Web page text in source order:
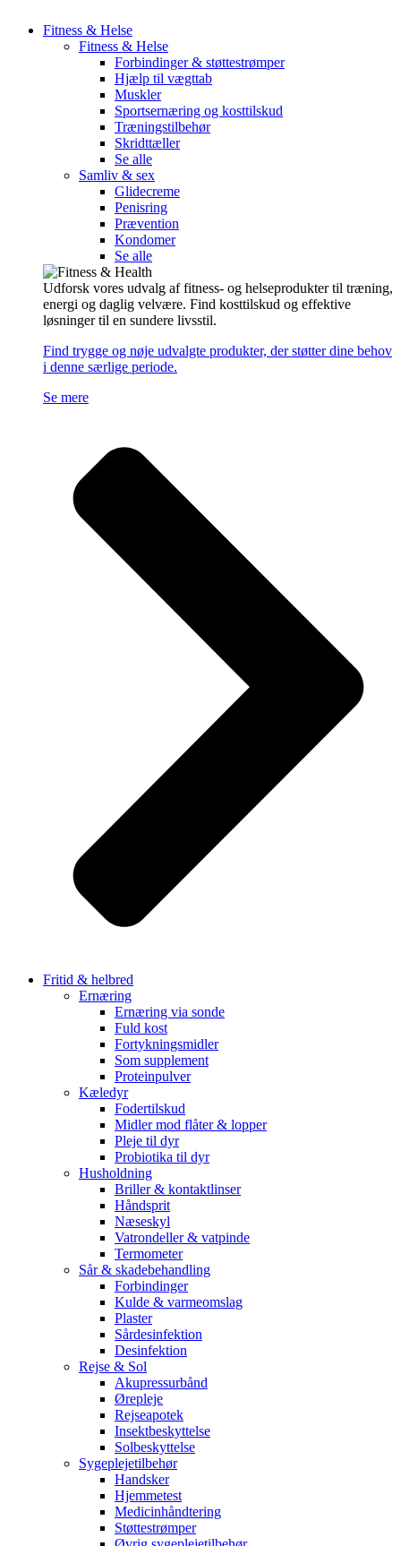
Fitness & Helse
Fitness & Helse
Forbindinger & støttestrømper
Hjælp til vægttab
Muskler
Sportsernæring og kosttilskud
Træningstilbehør
Skridttæller
Se alle
Samliv & sex
Glidecreme
Penisring
Prævention
Kondomer
Se alle
Udforsk vores udvalg af fitness- og helseprodukter til træning,
energi og daglig velvære. Find kosttilskud og effektive
løsninger til en sundere livsstil.
Find trygge og nøje udvalgte produkter, der støtter dine behov
i denne særlige periode.
Se mere
Fritid & helbred
Ernæring
Ernæring via sonde
Fuld kost
Fortykningsmidler
Som supplement
Proteinpulver
Kæledyr
Fodertilskud
Midler mod flåter & lopper
Pleje til dyr
Probiotika til dyr
Husholdning
Briller & kontaktlinser
Håndsprit
Næseskyl
Vatrondeller & vatpinde
Termometer
Sår & skadebehandling
Forbindinger
Kulde & varmeomslag
Plaster
Sårdesinfektion
Desinfektion
Rejse & Sol
Akupressurbånd
Ørepleje
Rejseapotek
Insektbeskyttelse
Solbeskyttelse
Sygeplejetilbehør
Handsker
Hjemmetest
Medicinhåndtering
Støttestrømper